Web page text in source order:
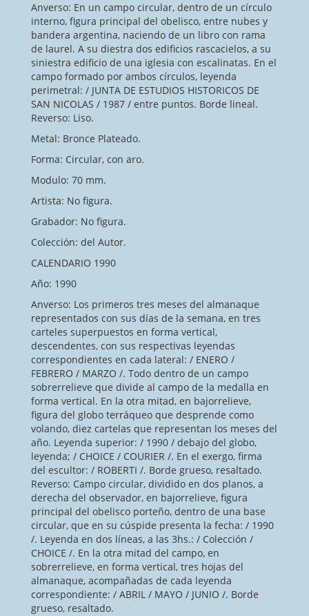
Anverso: En un campo circular, dentro de un círculo
interno, figura principal del obelisco, entre nubes y
bandera argentina, naciendo de un libro con rama
de laurel. A su diestra dos edificios rascacielos, a su
siniestra edificio de una iglesia con escalinatas. En el
campo formado por ambos círculos, leyenda
perimetral: / JUNTA DE ESTUDIOS HISTORICOS DE
SAN NICOLAS / 1987 / entre puntos. Borde lineal.
Reverso: Liso.
Metal: Bronce Plateado.
Forma: Circular, con aro.
Modulo: 70 mm.
Artista: No figura.
Grabador: No figura.
Colección: del Autor.
CALENDARIO 1990
Año: 1990
Anverso: Los primeros tres meses del almanaque
representados con sus días de la semana, en tres
carteles superpuestos en forma vertical,
descendentes, con sus respectivas leyendas
correspondientes en cada lateral: / ENERO /
FEBRERO / MARZO /. Todo dentro de un campo
sobrerrelieve que divide al campo de la medalla en
forma vertical. En la otra mitad, en bajorrelieve,
figura del globo terráqueo que desprende como
volando, diez cartelas que representan los meses del
año. Leyenda superior: / 1990 / debajo del globo,
leyenda; / CHOICE / COURIER /. En el exergo, firma
del escultor: / ROBERTI /. Borde grueso, resaltado.
Reverso: Campo circular, dividido en dos planos, a
derecha del observador, en bajorrelieve, figura
principal del obelisco porteño, dentro de una base
circular, que en su cúspide presenta la fecha: / 1990
/. Leyenda en dos líneas, a las 3hs.: / Colección /
CHOICE /. En la otra mitad del campo, en
sobrerrelieve, en forma vertical, tres hojas del
almanaque, acompañadas de cada leyenda
correspondiente: / ABRIL / MAYO / JUNIO /. Borde
grueso, resaltado.